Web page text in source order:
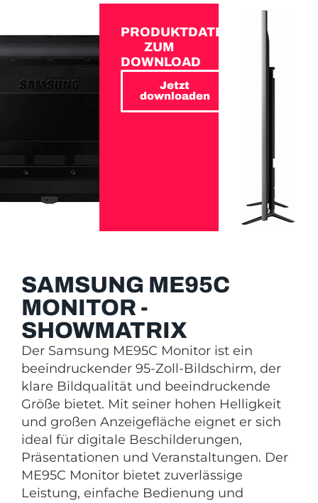
PRODUKTDATEN
ZUM
DOWNLOAD
Jetzt
downloaden
SAMSUNG ME95C
MONITOR -
SHOWMATRIX
Der Samsung ME95C Monitor ist ein
beeindruckender 95-Zoll-Bildschirm, der
klare Bildqualität und beeindruckende
Größe bietet. Mit seiner hohen Helligkeit
und großen Anzeigefläche eignet er sich
ideal für digitale Beschilderungen,
Präsentationen und Veranstaltungen. Der
ME95C Monitor bietet zuverlässige
Leistung, einfache Bedienung und